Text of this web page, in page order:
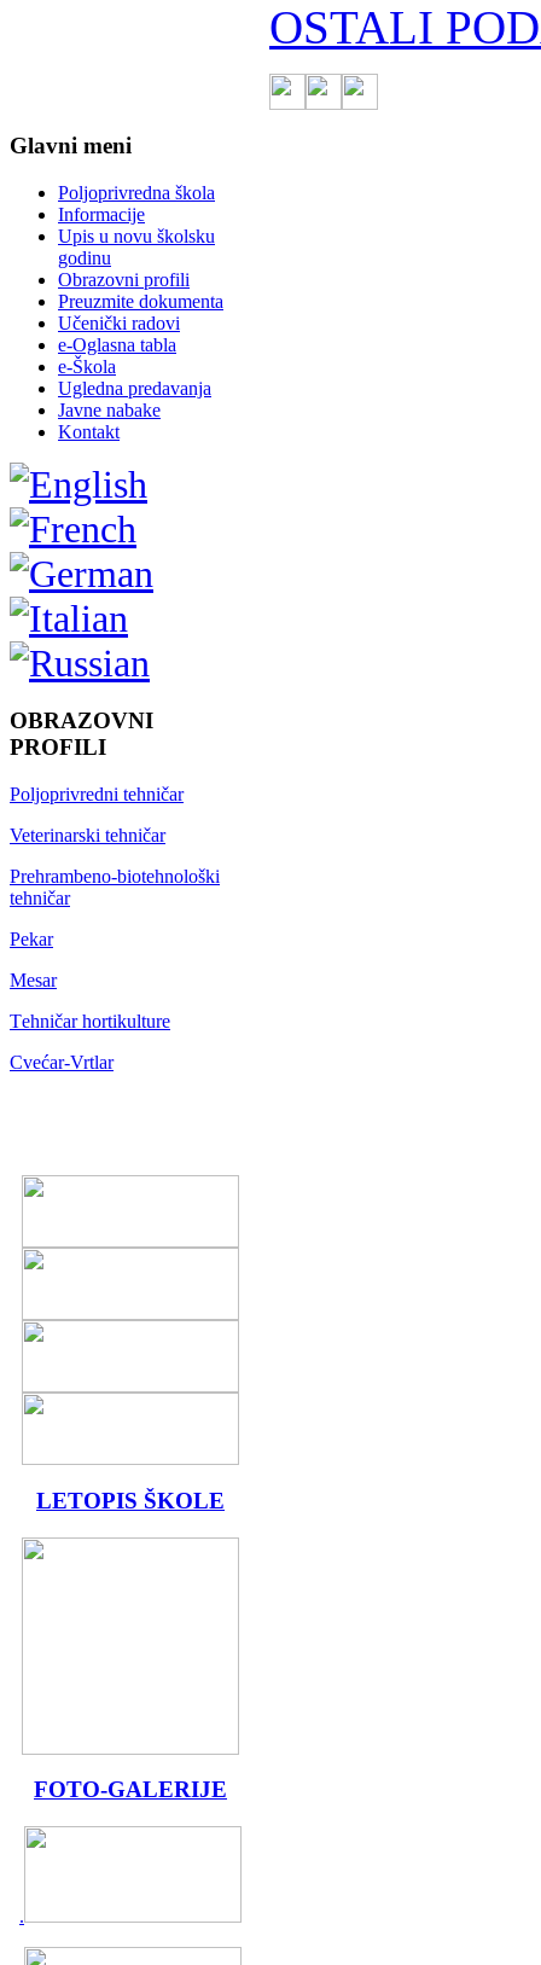
OSTALI
Glavni meni
Poljoprivredna škola
Informacije
Upis u novu školsku
godinu
Obrazovni profili
Preuzmite dokumenta
Učenički radovi
e-Oglasna tabla
e-Škola
Ugledna predavanja
Javne nabake
Kontakt
OBRAZOVNI
PROFILI
Poljoprivredni tehničar
Veterinarski tehničar
Prehrambeno-biotehnološki
tehničar
Pekar
Mesar
Тehničar hortikulture
Cvećar-Vrtlar
LETOPIS ŠKOLE
FOTO-GALERIJE
.